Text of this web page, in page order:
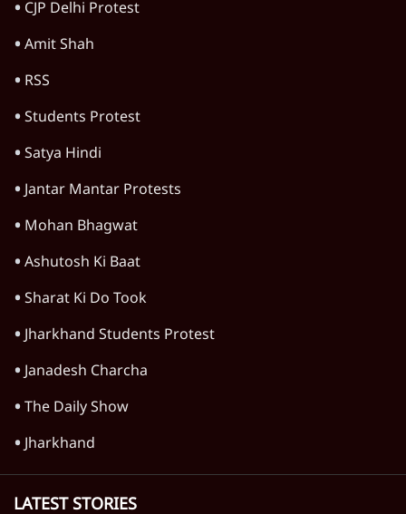
CJP Delhi Protest
Amit Shah
RSS
Students Protest
Satya Hindi
Jantar Mantar Protests
Mohan Bhagwat
Ashutosh Ki Baat
Sharat Ki Do Took
Jharkhand Students Protest
Janadesh Charcha
The Daily Show
Jharkhand
LATEST STORIES